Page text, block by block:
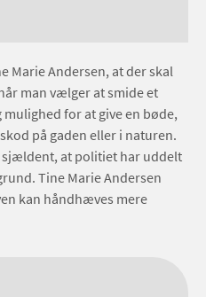
Marie Andersen, at der skal
man vælger at smide et
for at give en bøde,
på gaden eller i naturen.
sjældent, at politiet har uddelt
Tine Marie Andersen
kan håndhæves mere